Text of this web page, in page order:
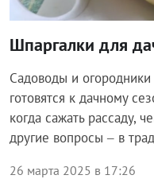
Шпаргалки для
Садоводы и
готовятся к дачному
когда сажать рассаду,
другие вопросы – в
26 марта 2025 в 17:26